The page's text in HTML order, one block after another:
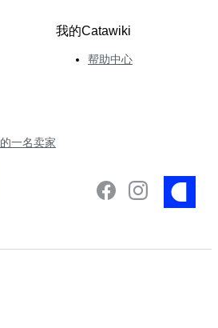
一名卖家
我的Catawiki
帮助中心